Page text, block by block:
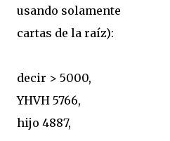
usando solamente
cartas de la raíz):
decir > 5000,
YHVH 5766,
hijo 4887,